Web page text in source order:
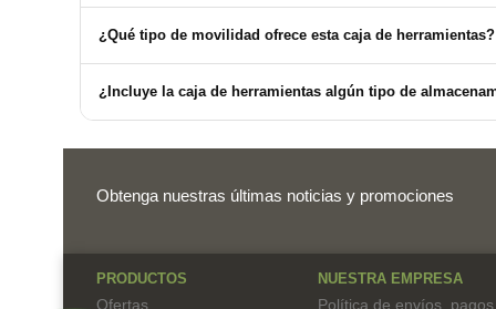
¿Qué tipo de movilidad ofrece esta caja de herramientas?
¿Incluye la caja de herramientas algún tipo de
Obtenga nuestras últimas noticias y promociones
PRODUCTOS
Ofertas
NUESTRA EMPRESA
Política de envíos,